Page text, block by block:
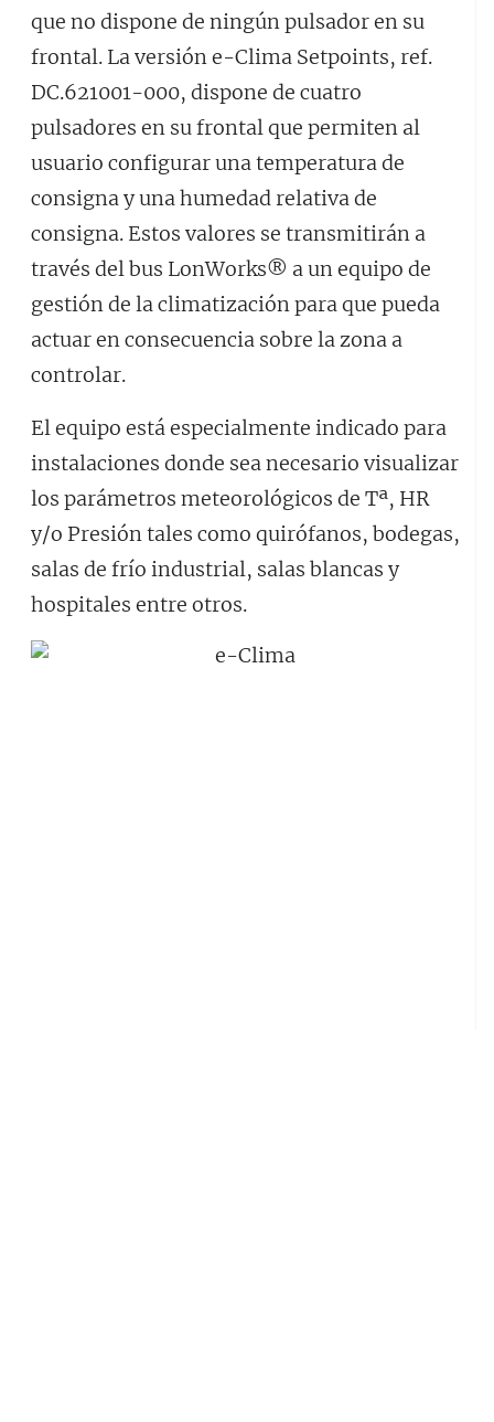
que no dispone de ningún pulsador en su
frontal. La versión e-Clima Setpoints, ref.
DC.621001-000, dispone de cuatro
pulsadores en su frontal que permiten al
usuario configurar una temperatura de
consigna y una humedad relativa de
consigna. Estos valores se transmitirán a
través del bus LonWorks® a un equipo de
gestión de la climatización para que pueda
actuar en consecuencia sobre la zona a
controlar.
El equipo está especialmente indicado para
instalaciones donde sea necesario visualizar
los parámetros meteorológicos de Tª, HR
y/o Presión tales como quirófanos, bodegas,
salas de frío industrial, salas blancas y
hospitales entre otros.